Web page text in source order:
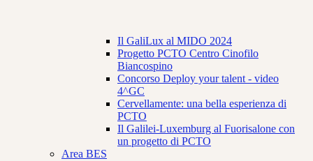
Il GaliLux al MIDO 2024
Progetto PCTO Centro Cinofilo
Biancospino
Concorso Deploy your talent - video
4^GC
Cervellamente: una bella esperienza di
PCTO
Il Galilei-Luxemburg al Fuorisalone con
un progetto di PCTO
Area BES